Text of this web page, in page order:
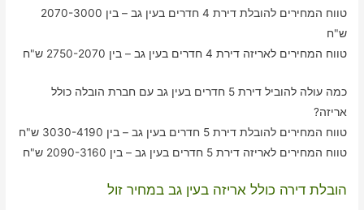
טווח המחירים להובלת דירת 4 חדרים בעין גב – בין 2070-3000
ש"ח
טווח המחירים לאריזה דירת 4 חדרים בעין גב – בין 2750-2070 ש"ח
כמה עולה להוביל דירת 5 חדרים בעין גב עם חברת הובלה כולל
אריזה?
טווח המחירים להובלת דירת 5 חדרים בעין גב – בין 3030-4190 ש"ח
טווח המחירים לאריזה דירת 5 חדרים בעין גב – בין 2090-3160 ש"ח
הובלת דירה כולל אריזה בעין גב במחיר זול